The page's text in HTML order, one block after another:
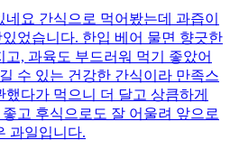
요 간식으로 먹어봤는데 과즙이
었습니다. 한입 베어 물면 향긋한
, 과육도 부드러워 먹기 좋았어
수 있는 건강한 간식이라 만족스
다가 먹으니 더 달고 상큼하게
고 후식으로도 잘 어울려 앞으로
과일입니다.